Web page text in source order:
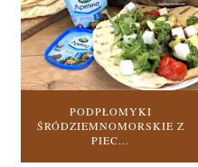
PODPŁOMYKI
ŚRÓDZIEMNOMORSKIE Z
PIEC...